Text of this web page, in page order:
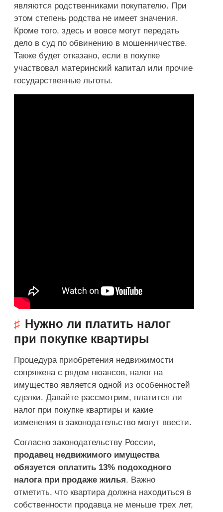
являются родственниками покупателю. При
этом степень родства не имеет значения.
Кроме того, здесь и вовсе могут передать
дело в суд по обвинению в мошенничестве.
Также будет отказано, если в покупке
участвовал материнский капитал или прочие
государственные льготы.
Нужно ли платить налог
при покупке квартиры
Процедура приобретения недвижимости
сопряжена с рядом нюансов, налог на
имущество является одной из особенностей
сделки. Давайте рассмотрим, платится ли
налог при покупке квартиры и какие
изменения в законодательство могут ввести.
Согласно законодательству России,
продавец недвижимого имущества
обязуется оплатить 13% подоходного
налога при продаже жилья. Важно
отметить, что квартира должна находиться в
собственности продавца не меньше трех лет,